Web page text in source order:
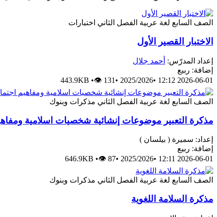
الصف السابع لغة عربية الفصل الثاني اختبارات
الاختبار القصير الأول
إعداد المدرّس: أحمد جلال
إضافة: ربيع
2026-06-01 12:12
•
2025/2026
•
443.9KB •👁 131
الصف السابع لغة عربية الفصل الثاني مذكرات وبنوك
مذكرة التعبير موضوعات إنشائية شخصيات اسلامية
إعداد: سميرة ( بيلسان )
إضافة: ربيع
2026-06-01 12:11
•
2025/2026
•
646.9KB •👁 87
الصف السابع لغة عربية الفصل الثاني مذكرات وبنوك
مذكرة السلامة اللغوية